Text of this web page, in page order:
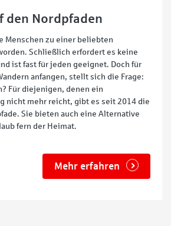
den Nordpfaden
Menschen zu einer beliebten
Schließlich erfordert es keine
ist fast für jeden geeignet. Doch für
anfangen, stellt sich die Frage:
Für diejenigen, denen ein
nicht mehr reicht, gibt es seit 2014 die
Sie bieten auch eine Alternative
fern der Heimat.
Mehr erfahren